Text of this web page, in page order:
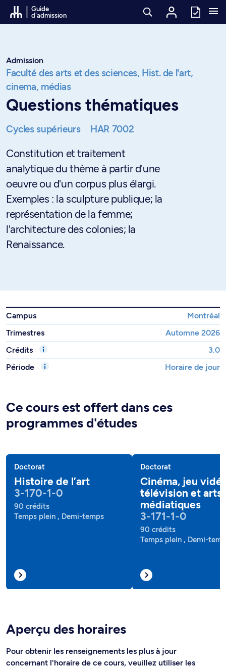
Passer au contenu
Guide
d'admission
Admission
Faculté des arts et des sciences, Hist. de l'art,
cinema, médias
Questions thématiques
Cycles supérieurs HAR 7002
Constitution et traitement
analytique du thème à partir d'une
oeuvre ou d'un corpus plus élargi.
Exemples : la sculpture publique; la
représentation de la femme;
l'architecture des colonies; la
Renaissance.
Campus
Montréal
Trimestres
Automne 2026
Crédits
3.0
Période
Horaire de jour
Ce cours est offert dans ces
programmes d'études
Doctorat
Histoire de l’art
3-170-1-0
90 crédits
Temps plein , Demi-temps
Doctorat
Cinéma, jeu
télévision et arts
médiatiques
3-171-1-0
90 crédits
Temps plein , Demi-
Aperçu des horaires
Pour obtenir les renseignements les plus à jour
concernant l'horaire de ce cours, veuillez utiliser les